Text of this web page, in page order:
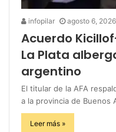
infopilar agosto 6, 2026
Acuerdo
La Plata
argentino
El titular de la AFA
a la provincia de Buenos
Leer más »